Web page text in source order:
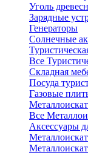
Уголь
Зарядные
Генераторы
Солнечные
Все
Складная
Посуда
Газовые
Все
Аксессуары